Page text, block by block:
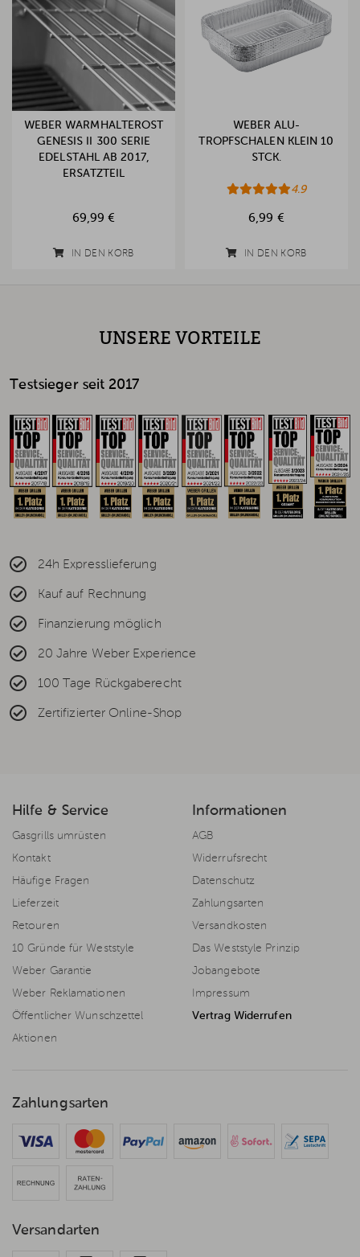
WEBER WARMHALTEROST
GENESIS II 300 SERIE
EDELSTAHL AB 2017,
ERSATZTEIL
69,99 €
IN DEN KORB
WEBER ALU-
TROPFSCHALEN KLEIN 10
STCK.
4.9
6,99 €
IN DEN KORB
UNSERE VORTEILE
Testsieger seit 2017
24h Expresslieferung
Kauf auf Rechnung
Finanzierung möglich
20 Jahre Weber Experience
100 Tage Rückgaberecht
Zertifizierter Online-Shop
Hilfe & Service
Gasgrills umrüsten
Kontakt
Häufige Fragen
Lieferzeit
Retouren
10 Gründe für Weststyle
Weber Garantie
Weber Reklamationen
Öffentlicher Wunschzettel
Aktionen
Informationen
AGB
Widerrufsrecht
Datenschutz
Zahlungsarten
Versandkosten
Das Weststyle Prinzip
Jobangebote
Impressum
Vertrag Widerrufen
Zahlungsarten
Versandarten